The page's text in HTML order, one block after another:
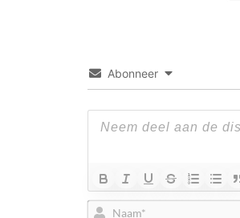
Abonneer